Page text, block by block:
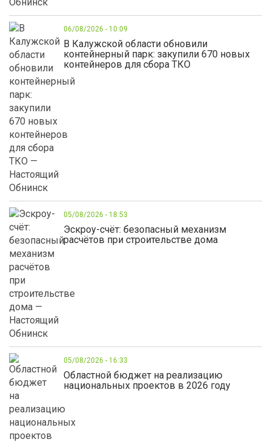
06/08/2026 - 10:09
В Калужской области обновили
контейнерный парк: закупили 670 новых
контейнеров для сбора ТКО
05/08/2026 - 18:53
Эскроу-счёт: безопасный механизм
расчётов при строительстве дома
05/08/2026 - 16:33
Областной бюджет на реализацию
национальных проектов в 2026 году